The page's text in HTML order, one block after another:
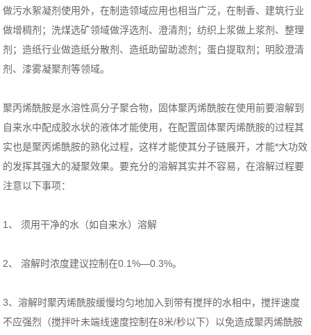
做污水絮凝剂使用外，在制造领域应用也相当广泛，在制香、建筑行业
做增稠剂；洗煤选矿领域做浮选剂、澄清剂；纺织上浆做上浆剂、整理
剂；造纸行业做造纸分散剂、造纸助留助滤剂；蛋白提取剂；明胶澄清
剂、漆雾凝聚剂等领域。
聚丙烯酰胺是水溶性高分子聚合物，固体聚丙烯酰胺在使用前要溶解到
自来水中配成胶水状的液体才能使用，在配置固体聚丙烯酰胺的过程其
实也是聚丙烯酰胺的熟化过程，这样才能使其分子链展开，才能*大功效
的发挥其强大的凝聚效果。要充分的溶解其实并不容易，在溶解过程要
注意以下事项：
1、 须用干净的水（如自来水）溶解
2、 溶解时浓度建议控制在0.1%—0.3%。
3、溶解时聚丙烯酰胺缓慢均匀地加入到带有搅拌的水相中，搅拌速度
不应强烈（搅拌叶未端线速度控制在8米/秒以下）以免造成聚丙烯酰胺